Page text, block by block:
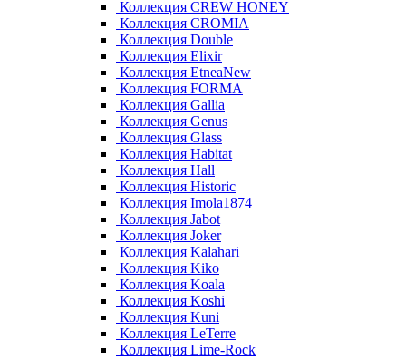
Коллекция CREW HONEY
Коллекция CROMIA
Коллекция Double
Коллекция Elixir
Коллекция EtneaNew
Коллекция FORMA
Коллекция Gallia
Коллекция Genus
Коллекция Glass
Коллекция Habitat
Коллекция Hall
Коллекция Historic
Коллекция Imola1874
Коллекция Jabot
Коллекция Joker
Коллекция Kalahari
Коллекция Kiko
Коллекция Koala
Коллекция Koshi
Коллекция Kuni
Коллекция LeTerre
Коллекция Lime-Rock